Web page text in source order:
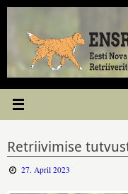
Skip
Retriivimise
27. April 2023